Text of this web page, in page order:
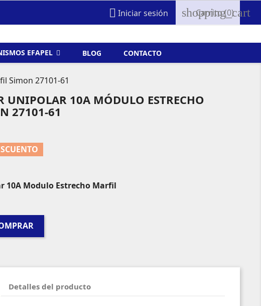
 Iniciar sesión shopping_cart
Carrito(0)
EFAPEL BLOG CONTACTO
Simon 27101-61
UNIPOLAR 10A MÓDULO ESTRECHO
27101-61
Modulo Estrecho Marfil
Detalles del producto